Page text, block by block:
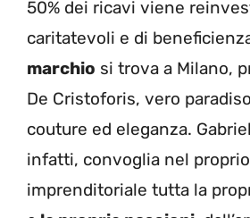
50% dei ricavi viene
caritatevoli e di
marchio si trova a Milano,
De Cristoforis, vero
couture ed eleganza.
infatti, convoglia nel
imprenditoriale tutta la